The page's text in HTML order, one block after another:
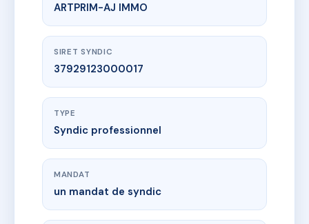
ARTPRIM-AJ IMMO
SIRET SYNDIC
37929123000017
TYPE
Syndic professionnel
MANDAT
un mandat de syndic